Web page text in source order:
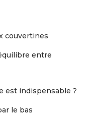
couvertines
entre
est indispensable ?
le bas